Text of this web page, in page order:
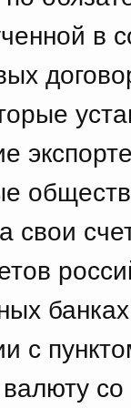
в
свои
с
№ 179